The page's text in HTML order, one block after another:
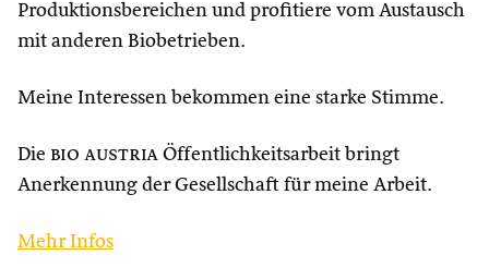
Produktionsbereichen und profitiere vom Austausch
mit anderen Biobetrieben.
Meine Interessen bekommen eine starke Stimme.
Die bio austria Öffentlichkeitsarbeit bringt
Anerkennung der Gesellschaft für meine Arbeit.
Mehr Infos